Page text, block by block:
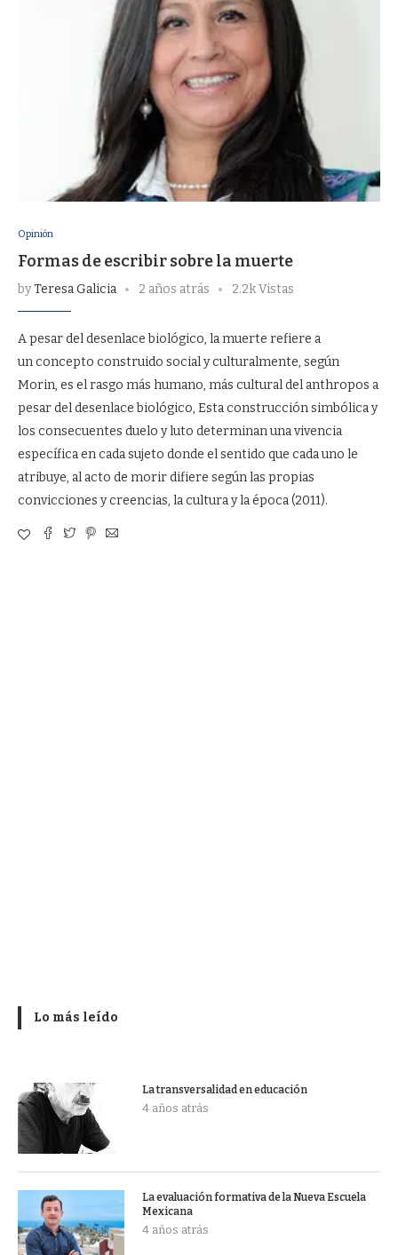
Opinión
Formas de escribir sobre la muerte
byTeresa Galicia 2 años atrás 2.2k Vistas
A pesar del desenlace biológico, la muerte refiere a
un concepto construido social y culturalmente, según
Morin, es el rasgo más humano, más cultural del anthropos a
pesar del desenlace biológico, Esta construcción simbólica y
los consecuentes duelo y luto determinan una vivencia
específica en cada sujeto donde el sentido que cada uno le
atribuye, al acto de morir difiere según las propias
convicciones y creencias, la cultura y la época (2011).
Lo más leído
La transversalidad en educación
4 años atrás
La evaluación formativa de la Nueva Escuela
Mexicana
4 años atrás